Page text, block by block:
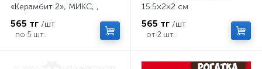
«Керамбит 2», МИКС, ,
565 тг /шт
по 5 шт.
15.5×2×2 см
565 тг /шт
от 2 шт.